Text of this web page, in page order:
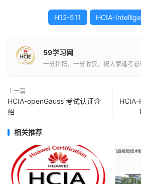
H12-511 HCIA-
59学习网
一分耕耘，一分收获，祝大家逢考必
上一篇
HCIA-openGauss 考试认证介
绍
相关推荐